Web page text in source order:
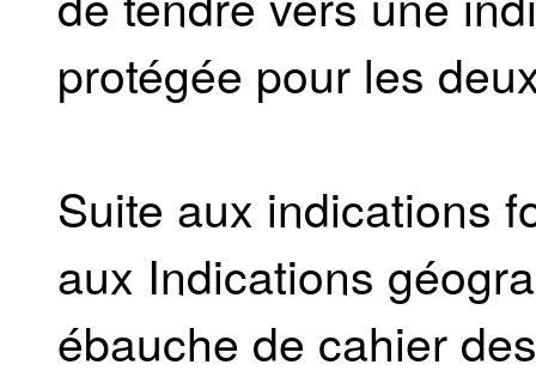
protégée pour les
Suite aux indications
aux Indications
ébauche de cahier